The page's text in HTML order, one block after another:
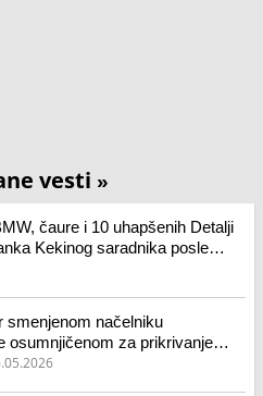
vesti »
čaure i 10 uhapšenih Detalji
Kekinog saradnika posle
na Senjaku: U pritvoru i Veselin
smenjenom načelniku
osumnjičenom za prikrivanje